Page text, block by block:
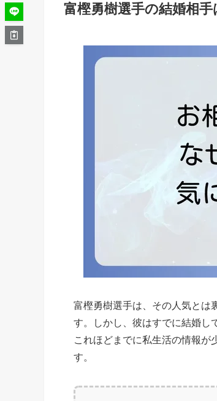
富樫勇樹選手の結婚相
富樫勇樹選手は、その人気とは
す。しかし、彼はすでに結婚し
これほどまでに私生活の情報が
す。